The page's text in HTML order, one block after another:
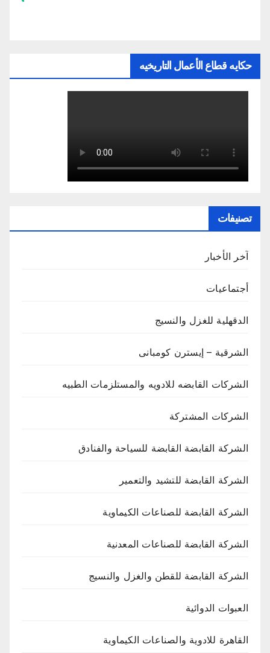
حكايه قطاع الأعمال التاريخيه
تصنيفات
آخر الأخبار
أجتماعيات
الدقهلية للغزل والنسيج
الشرقية – إيسترن كومبانى
الشركات القابضه للادويه والمستلزمات الطبيه
الشركات المشتركة
الشركة القابضة القابضة للسياحة والفنادق
الشركة القابضة للتشيد والتعمير
الشركة القابضة للصناعات الكيماوية
الشركة القابضة للصناعات المعدنية
الشركة القابضة للقطن والغزل والنسيج
العبوات الدوائية
القاهرة للادوية والصناعات الكيماوية